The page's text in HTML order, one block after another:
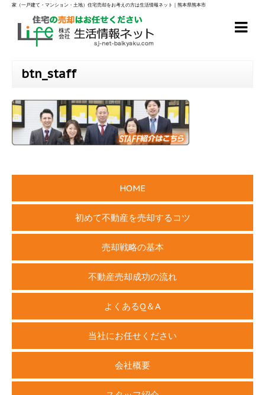
家（一戸建て・マンション・土地）住宅売却をお考えの方は生活情報ネット｜熊本県熊本市
btn_staff
HOME
初めて不動産を売却するコツ
売却戦略の基本
不動産売却成功の流れ
よくあるQ＆A
当社にお任せください
会社概要